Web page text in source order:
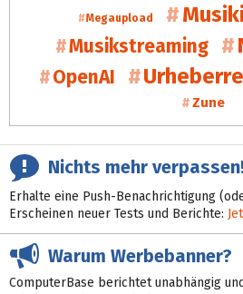
Megaupload
Musikstreaming
OpenAI
Zune
Nichts mehr
Erhalte eine Push-Benachrichtigung
Erscheinen neuer Tests und Berichte:
Warum Werbebanner?
ComputerBase berichtet unabhängig